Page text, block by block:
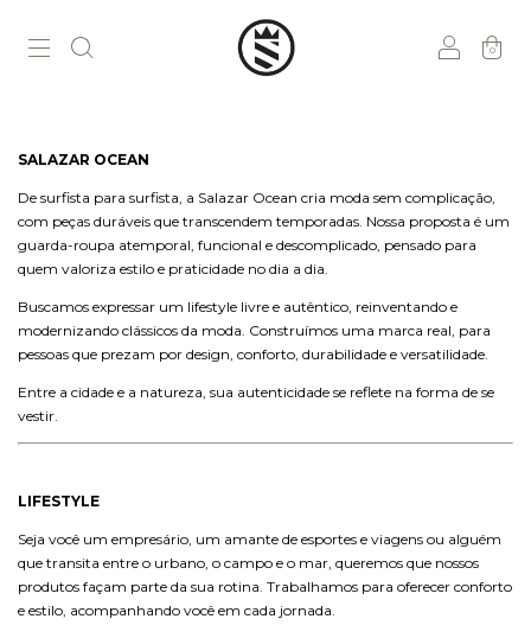
0
SALAZAR OCEAN
De surfista para surfista, a Salazar Ocean cria moda sem complicação,
com peças duráveis que transcendem temporadas. Nossa proposta é um
guarda-roupa atemporal, funcional e descomplicado, pensado para
quem valoriza estilo e praticidade no dia a dia.
Buscamos expressar um lifestyle livre e autêntico, reinventando e
modernizando clássicos da moda. Construímos uma marca real, para
pessoas que prezam por design, conforto, durabilidade e versatilidade.
Entre a cidade e a natureza, sua autenticidade se reflete na forma de se
vestir.
LIFESTYLE
Seja você um empresário, um amante de esportes e viagens ou alguém
que transita entre o urbano, o campo e o mar, queremos que nossos
produtos façam parte da sua rotina. Trabalhamos para oferecer conforto
e estilo, acompanhando você em cada jornada.